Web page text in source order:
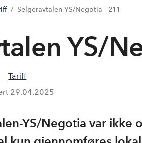
Selgeravtalen YS/Negotia - 211
YS/
Tariff
29.04.2025
YS/Negotia var ikke